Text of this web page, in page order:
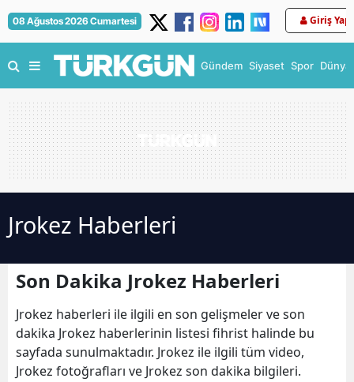
08 Ağustos 2026 Cumartesi Giriş Yap
Gündem Siyaset Spor Dünya
Jrokez Haberleri
Son Dakika Jrokez Haberleri
Jrokez haberleri ile ilgili en son gelişmeler ve son
dakika Jrokez haberlerinin listesi fihrist halinde bu
sayfada sunulmaktadır. Jrokez ile ilgili tüm video,
Jrokez fotoğrafları ve Jrokez son dakika bilgileri.